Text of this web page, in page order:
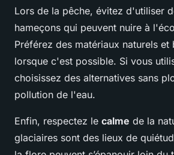
Lors de la pêche, évitez d'utiliser
hameçons qui peuvent nuire à
Préférez des matériaux naturels
lorsque c'est possible. Si vous
choisissez des alternatives sans
pollution de l'eau.
Enfin, respectez le calme de la
glaciaires sont des lieux de